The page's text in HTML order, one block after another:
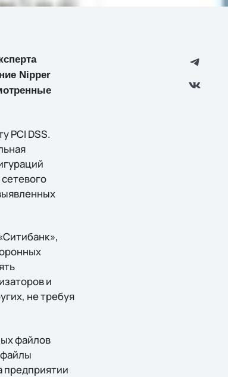
Nipper
PCI DSS.
и
не требуя
файлов
предприятии